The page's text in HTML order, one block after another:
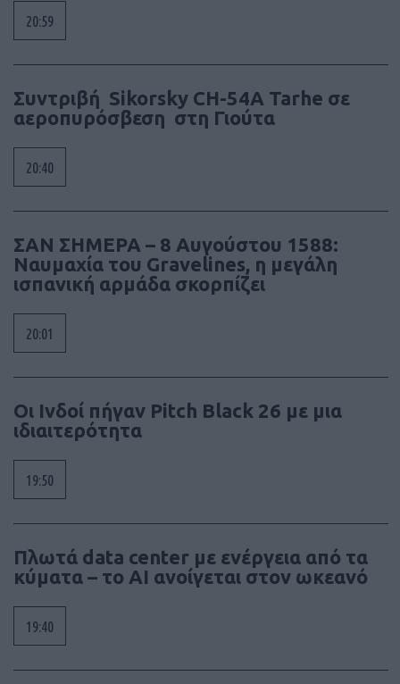
20:59
Συντριβή Sikorsky CH-54A Tarhe σε
αεροπυρόσβεση στη Γιούτα
20:40
ΣΑΝ ΣΗΜΕΡΑ – 8 Αυγούστου 1588:
Ναυμαχία του Gravelines, η μεγάλη
ισπανική αρμάδα σκορπίζει
20:01
Οι Ινδοί πήγαν Pitch Black 26 με μια
ιδιαιτερότητα
19:50
Πλωτά data center με ενέργεια από τα
κύματα – το AI ανοίγεται στον ωκεανό
19:40